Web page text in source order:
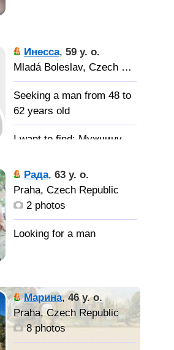
Инесса, 59 y. o.
Mladá Boleslav, Czech Republic
Seeking a man from 48 to
62 years old
Мужчину
отношений
Рада, 63 y. o.
Praha, Czech Republic
2 photos
Марина,46 y. o.
Praha, Czech Republic
8 photos